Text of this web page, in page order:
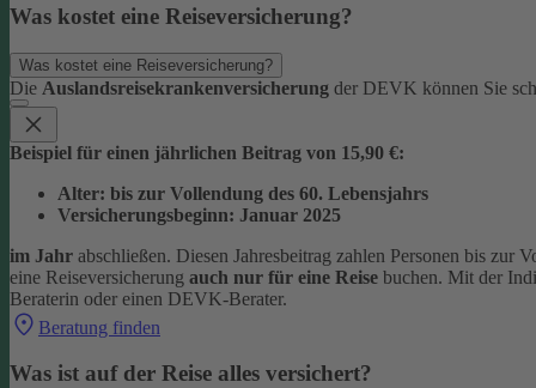
Was kostet eine Reiseversicherung?
Was kostet eine Reiseversicherung?
Die Auslandsreisekrankenversicherung der DEVK können Sie
Beispiel für einen jährlichen Beitrag von 15,90 €:
Alter: bis zur Vollendung des 60. Lebensjahrs
Versicherungsbeginn: Januar 2025
im Jahr abschließen. Diesen Jahresbeitrag zahlen Personen bis zur
eine Reiseversicherung auch nur für eine Reise buchen. Mit der
Beraterin oder einen DEVK-Berater.
Beratung finden
Was ist auf der Reise alles versichert?